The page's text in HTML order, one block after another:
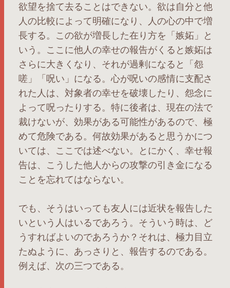
欲望を捨て去ることはできない。欲は自分と他
人の比較によって明確になり、人の心の中で増
長する。この欲が増長した在り方を「嫉妬」と
いう。ここに他人の幸せの報告がくると嫉妬は
さらに大きくなり、それが過剰になると「怨
嗟」「呪い」になる。心が呪いの感情に支配さ
れた人は、対象者の幸せを破壊したり、怨念に
よって呪ったりする。特に後者は、現在の法で
裁けないが、効果がある可能性があるので、極
めて危険である。何故効果があると思うかにつ
いては、ここでは述べない。とにかく、幸せ報
告は、こうした他人からの攻撃の引き金になる
ことを忘れてはならない。
でも、そうはいっても友人には近状を報告した
いという人はいるであろう。そういう時は、ど
うすればよいのであろうか？それは、極力目立
たぬように、あっさりと、報告するのである。
例えば、次の三つである。